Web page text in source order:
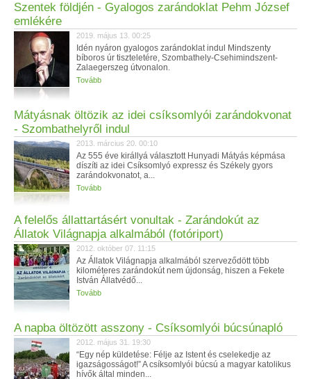
Szentek földjén - Gyalogos zarándoklat Pehm József
emlékére
2019. május 13. 00:25
Idén nyáron gyalogos zarándoklat indul Mindszenty
bíboros úr tiszteletére, Szombathely-Csehimindszent-
Zalaegerszeg útvonalon.
Tovább
Mátyásnak öltözik az idei csíksomlyói zarándokvonat
- Szombathelyről indul
2013. március 20. 00:10
Az 555 éve királlyá választott Hunyadi Mátyás képmása
díszíti az idei Csíksomlyó expressz és Székely gyors
zarándokvonatot, a...
Tovább
A felelős állattartásért vonultak - Zarándokút az
Állatok Világnapja alkalmából (fotóriport)
2012. október 07. 11:15
Az Állatok Világnapja alkalmából szerveződött több
kilométeres zarándokút nem újdonság, hiszen a Fekete
István Állatvédő...
Tovább
A napba öltözött asszony - Csíksomlyói búcsúnapló
2012. május 31. 19:30
“Egy nép küldetése: Félje az Istent és cselekedje az
igazságosságot!” A csíksomlyói búcsú a magyar katolikus
hívők által minden...